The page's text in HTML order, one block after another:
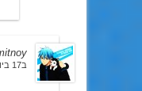
ב17 ביוני 2015